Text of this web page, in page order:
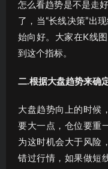
怎么看趋势是不是走
了，当“长线决策”出
始向好。大家在K线
到这个指标。
二.根据大盘趋势来确
大盘趋势向上的时候
要大一点，仓位要重
为这时机会大于风险
错过行情，如果做短